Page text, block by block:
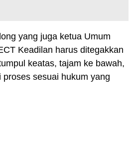
yang juga ketua Umum
Keadilan harus ditegakkan
keatas, tajam ke bawah,
sesuai hukum yang